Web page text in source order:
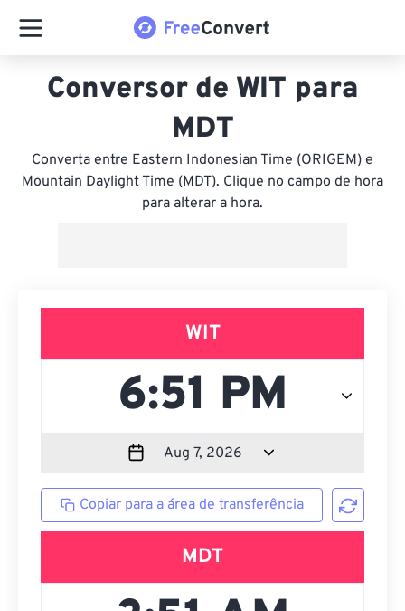
Conversor de WIT para
MDT
Converta entre Eastern Indonesian Time (ORIGEM) e
Mountain Daylight Time (MDT). Clique no campo de hora
para alterar a hora.
WIT
Copiar para a área de transferência
MDT